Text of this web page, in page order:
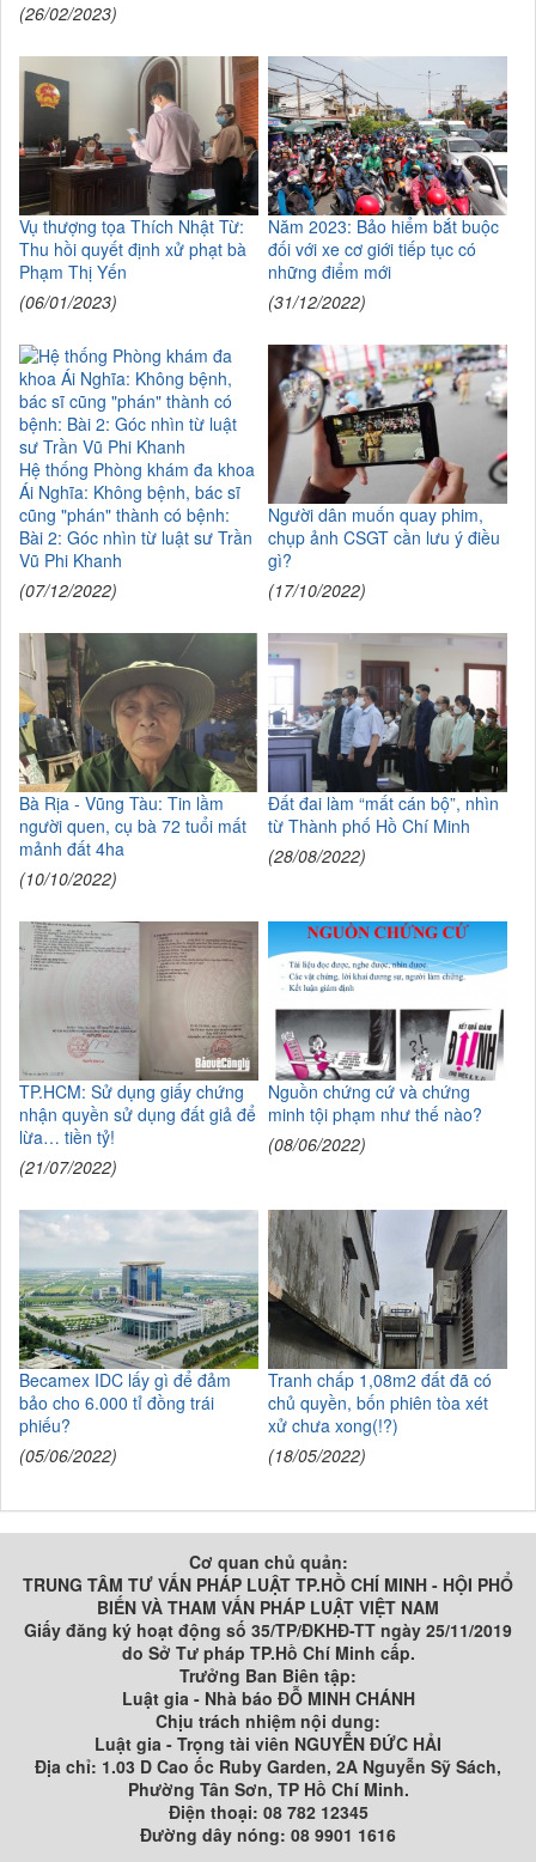
(26/02/2023)
Vụ thượng tọa Thích Nhật Từ:
Thu hồi quyết định xử phạt bà
Phạm Thị Yến
(06/01/2023)
Năm 2023: Bảo hiểm bắt buộc
đối với xe cơ giới tiếp tục có
những điểm mới
(31/12/2022)
Hệ thống Phòng khám đa khoa
Ái Nghĩa: Không bệnh, bác sĩ
cũng "phán" thành có bệnh:
Bài 2: Góc nhìn từ luật sư Trần
Vũ Phi Khanh
(07/12/2022)
Người dân muốn quay phim,
chụp ảnh CSGT cần lưu ý điều
gì?
(17/10/2022)
Bà Rịa - Vũng Tàu: Tin lầm
người quen, cụ bà 72 tuổi mất
mảnh đất 4ha
(10/10/2022)
Đất đai làm “mất cán bộ”, nhìn
từ Thành phố Hồ Chí Minh
(28/08/2022)
TP.HCM: Sử dụng giấy chứng
nhận quyền sử dụng đất giả để
lừa… tiền tỷ!
(21/07/2022)
Nguồn chứng cứ và chứng
minh tội phạm như thế nào?
(08/06/2022)
Becamex IDC lấy gì để đảm
bảo cho 6.000 tỉ đồng trái
phiếu?
(05/06/2022)
Tranh chấp 1,08m2 đất đã có
chủ quyền, bốn phiên tòa xét
xử chưa xong(!?)
(18/05/2022)
Cơ quan chủ quản:
TRUNG TÂM TƯ VẤN PHÁP LUẬT TP.HỒ CHÍ MINH - HỘI PHỔ
BIẾN VÀ THAM VẤN PHÁP LUẬT VIỆT NAM
Giấy đăng ký hoạt động số 35/TP/ĐKHĐ-TT ngày 25/11/2019
do Sở Tư pháp TP.Hồ Chí Minh cấp.
Trưởng Ban Biên tập:
Luật gia - Nhà báo ĐỖ MINH CHÁNH
Chịu trách nhiệm nội dung:
Luật gia - Trọng tài viên NGUYỄN ĐỨC HẢI
Địa chỉ: 1.03 D Cao ốc Ruby Garden, 2A Nguyễn Sỹ Sách,
Phường Tân Sơn, TP Hồ Chí Minh.
Điện thoại: 08 782 12345
Đường dây nóng: 08 9901 1616